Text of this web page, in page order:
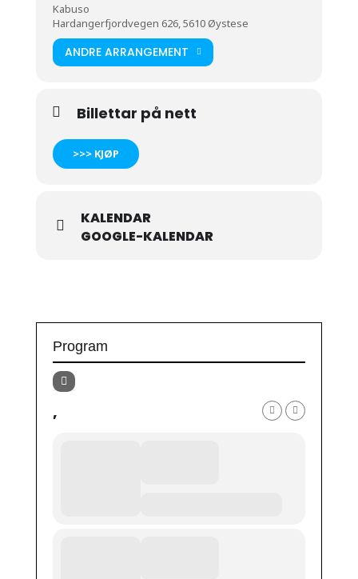
Kabuso
Hardangerfjordvegen 626, 5610 Øystese
ANDRE ARRANGEMENT
Billettar på nett
>>> KJØP
KALENDAR
GOOGLE-KALENDAR
Program
,